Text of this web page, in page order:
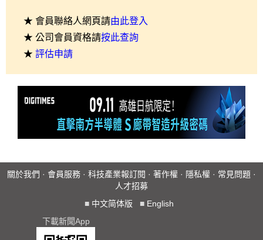
★ 會員聯絡人網頁請由此登入
★ 公司會員資格請按此查詢
★ 評估申請
關於我們 · 會員服務 · 科技產業報訂閱 · 著作權 · 隱私權 · 常見問題 ·
人才招募
■ 中文简体版 ■ English
下載新聞App